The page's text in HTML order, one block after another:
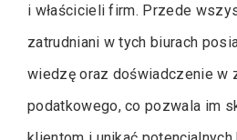
i właścicieli firm. Przede
zatrudniani w tych biurach
wiedzę oraz doświadczenie w
podatkowego, co pozwala im